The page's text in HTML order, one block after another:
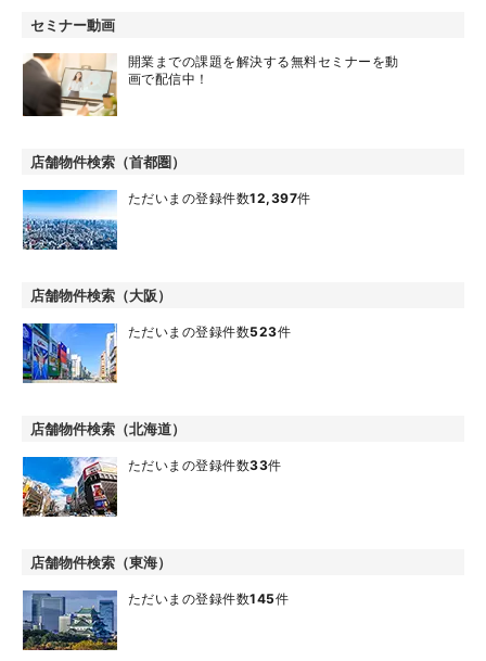
セミナー動画
開業までの課題を解決する無料セミナーを動
画で配信中！
店舗物件検索（首都圏）
ただいまの登録件数12,397件
店舗物件検索（大阪）
ただいまの登録件数523件
店舗物件検索（北海道）
ただいまの登録件数33件
店舗物件検索（東海）
ただいまの登録件数145件